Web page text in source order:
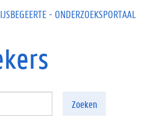
- ONDERZOEKSPORTAAL
Zoeken